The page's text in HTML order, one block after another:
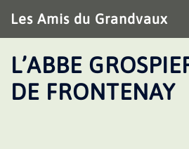
au
contenu
Les Amis du Grandvaux
L’ABBE
DE FRONTENAY